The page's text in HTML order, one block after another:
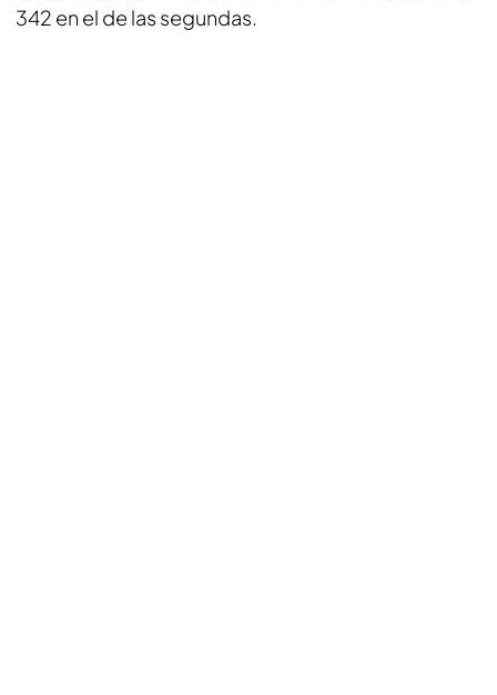
342 en el de las segundas.